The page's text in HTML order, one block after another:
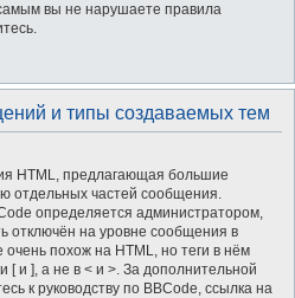
вы не нарушаете правила
и типы создаваемых тем
HTML, предлагающая большие
отдельных частей сообщения.
определяется администратором,
отключён на уровне сообщения в
похож на HTML, но теги в нём
[ и ], а не в < и >. За дополнительной
к руководству по BBCode, ссылка на